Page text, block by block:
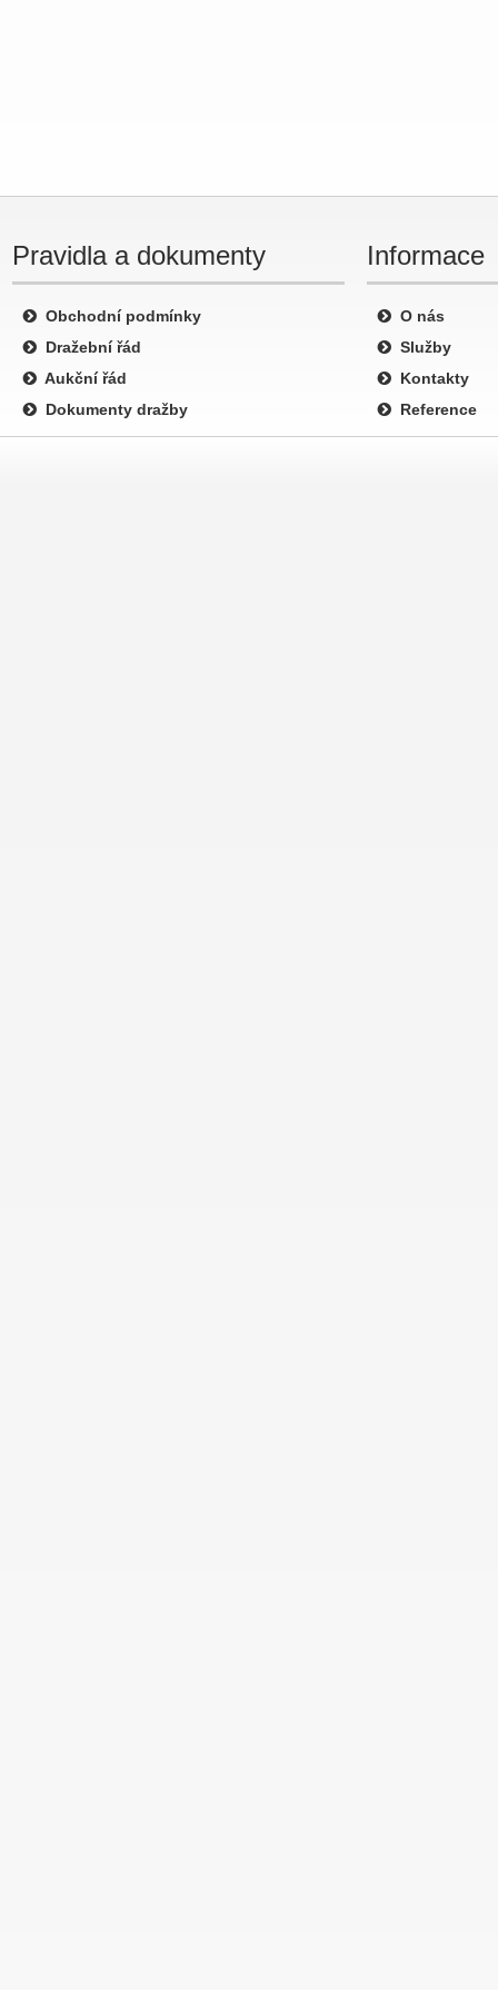
Pravidla a dokumenty
Obchodní podmínky
Dražební řád
Aukční řád
Dokumenty dražby
Informace
O nás
Služby
Kontakty
Reference